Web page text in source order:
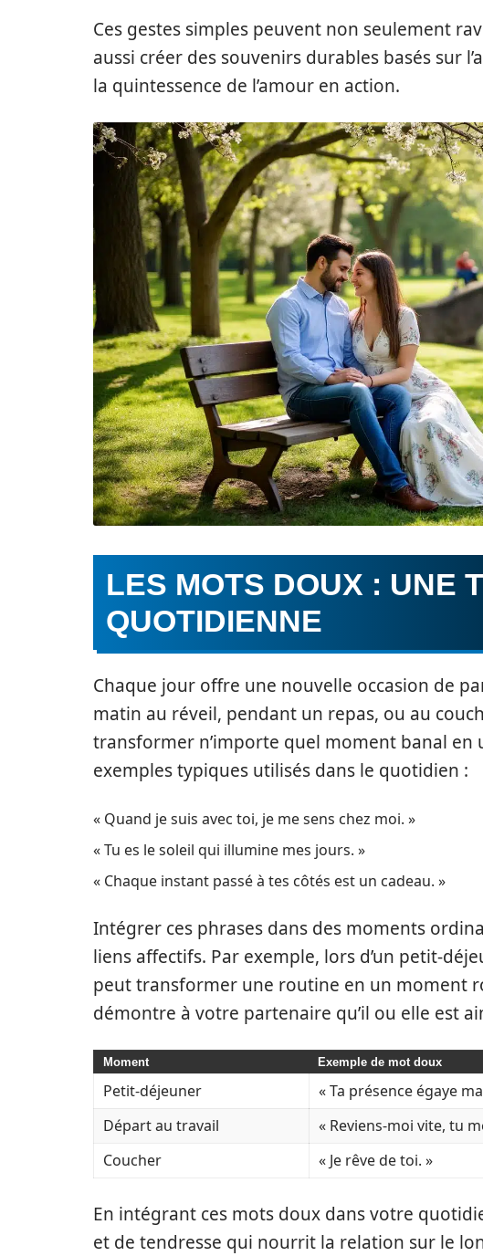
Ces gestes simples peuvent non seulement
aussi créer des souvenirs durables basés sur
la quintessence de l’amour en action.
LES MOTS DOUX : UNE
QUOTIDIENNE
Chaque jour offre une nouvelle occasion de
matin au réveil, pendant un repas, ou au
transformer n’importe quel moment banal en
exemples typiques utilisés dans le quotidien :
« Quand je suis avec toi, je me sens chez moi. »
« Tu es le soleil qui illumine mes jours. »
« Chaque instant passé à tes côtés est un cadeau. »
Intégrer ces phrases dans des moments
liens affectifs. Par exemple, lors d’un petit-
peut transformer une routine en un moment
démontre à votre partenaire qu’il ou elle est
Moment Exemple de mot doux
Petit-déjeuner
« Ta présence égaye
Départ au travail
« Reviens-moi vite, tu
Coucher
« Je rêve de toi. »
En intégrant ces mots doux dans votre
et de tendresse qui nourrit la relation sur le